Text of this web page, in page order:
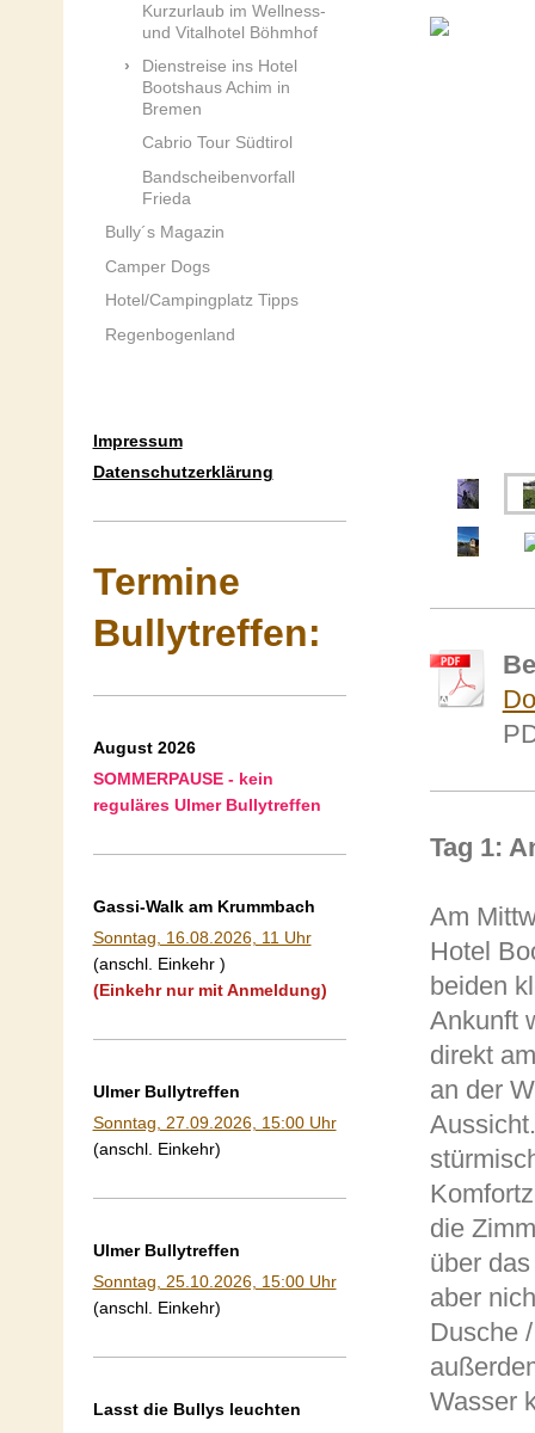
Tag 1:
Am
Hotel
beiden
Ankunft
direkt
an der
die
über
aber
Dusche
Wasser
Kurzurlaub im Wellness-
und Vitalhotel Böhmhof
Dienstreise ins Hotel
Bootshaus Achim in
Bremen
Cabrio Tour Südtirol
Bandscheibenvorfall
Frieda
Bully´s Magazin
Camper Dogs
Hotel/Campingplatz Tipps
Regenbogenland
Impressum
Datenschutzerklärung
Termine
Bullytreffen:
August 2026
SOMMERPAUSE - kein
reguläres Ulmer Bullytreffen
Gassi-Walk am Krummbach
Sonntag, 16.08.2026, 11 Uhr
(anschl. Einkehr )
(Einkehr nur mit Anmeldung)
Ulmer Bullytreffen
Sonntag, 27.09.2026, 15:00 Uhr
(anschl. Einkehr)
Ulmer Bullytreffen
Sonntag, 25.10.2026, 15:00 Uhr
(anschl. Einkehr)
Lasst die Bullys leuchten